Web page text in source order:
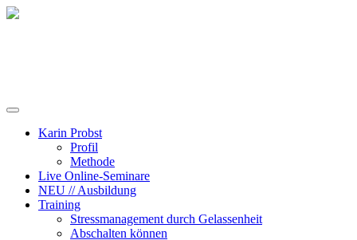
Karin Probst
Profil
Methode
Live Online-Seminare
NEU // Ausbildung
Training
Stressmanagement durch Gelassenheit
Abschalten können